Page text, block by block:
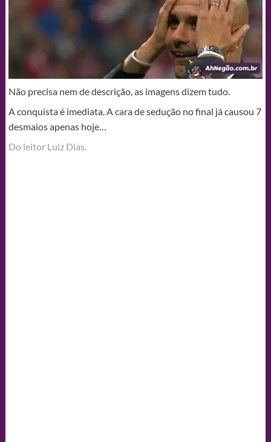
Não precisa nem de descrição, as imagens dizem tudo.
A conquista é imediata. A cara de sedução no final já causou 7
desmaios apenas hoje…
Do leitor Luiz Dias.